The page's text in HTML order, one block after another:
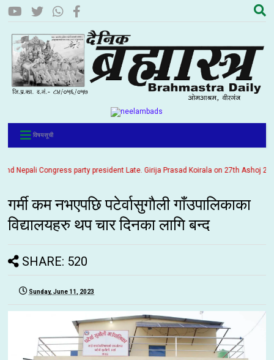
विषयसूची
Congress party president Late. Girija Prasad Koirala on 27th Ashoj
गर्मी कम नभएपछि पटेर्वासुगाैली गाँउपालिकाका
विद्यालयहरु थप चार दिनका लागि बन्द
SHARE: 520
Sunday, June 11, 2023